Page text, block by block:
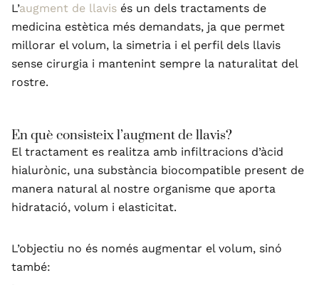
L’augment de llavis és un dels tractaments de
medicina estètica més demandats, ja que permet
millorar el volum, la simetria i el perfil dels llavis
sense cirurgia i mantenint sempre la naturalitat del
rostre.
En què consisteix l’augment de llavis?
El tractament es realitza amb infiltracions d’àcid
hialurònic, una substància biocompatible present de
manera natural al nostre organisme que aporta
hidratació, volum i elasticitat.
L’objectiu no és només augmentar el volum, sinó
també: